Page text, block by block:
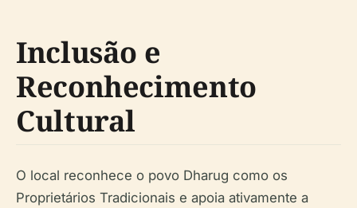
Inclusão e
Reconhecimento
Cultural
O local reconhece o povo Dharug como os
Proprietários Tradicionais e apoia ativamente a